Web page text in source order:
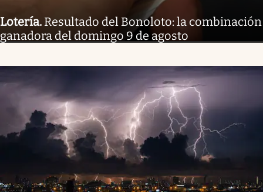
Lotería. Resultado del Bonoloto: la combinación
ganadora del domingo 9 de agosto